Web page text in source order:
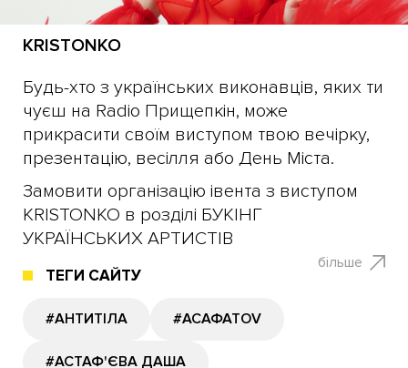
KRISTONKO
Будь-хто з українських виконавців, яких ти
чуєш на Radio Прищепкін, може
прикрасити своїм виступом твою вечірку,
презентацію, весілля або День Міста.
Замовити організацію івента з виступом
KRISTONKO в розділі БУКІНГ
УКРАЇНСЬКИХ АРТИСТІВ
більше
ТЕГИ САЙТУ
#АНТИТІЛА #АСАФАТОV
#АСТАФ'ЄВА ДАША